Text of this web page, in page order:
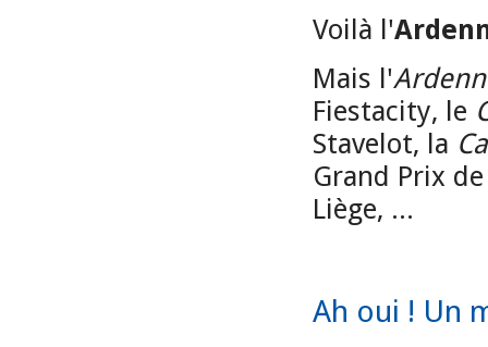
Voilà l'
Mais l'
Fiestacity, le
Stavelot, la
Grand Prix
Liège, ...
Ah oui ! Un